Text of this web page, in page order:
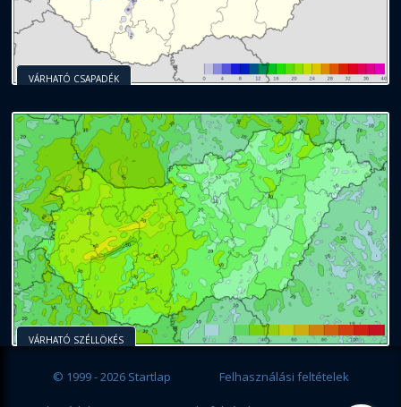
VÁRHATÓ CSAPADÉK
VÁRHATÓ SZÉLLÖKÉS
© 1999 - 2026 Startlap Felhasználási feltételek